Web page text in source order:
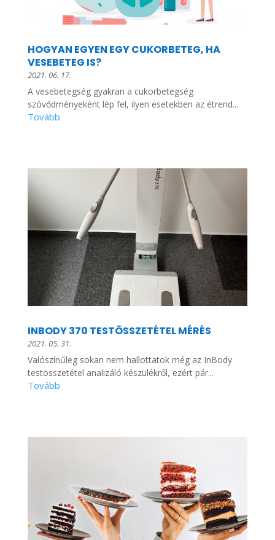
HOGYAN EGYEN EGY CUKORBETEG, HA
VESEBETEG IS?
2021. 06. 17.
A vesebetegség gyakran a cukorbetegség
szövődményeként lép fel, ilyen esetekben az étrend...
INBODY 370 TESTÖSSZETÉTEL MÉRÉS
2021. 05. 31.
Valószínűleg sokan nem hallottatok még az InBody
testösszetétel analizáló készülékről, ezért pár...